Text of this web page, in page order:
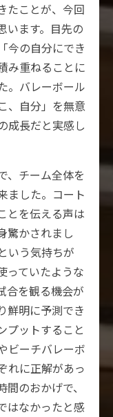
たことが、今回
います。目先の
今の自分にでき
み重ねることに
。バレーボール
、自分」を無意
成長だと実感し
、チーム全体を
ました。コート
とを伝える声は
驚かされまし
いう気持ちが
っていたような
合を観る機会が
鮮明に予測でき
プットすること
ビーチバレーボ
れに正解があっ
のおかげで、
はなかったと感